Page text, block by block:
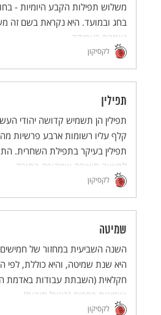
משלוש תפילות הקבע היומיות -
בחג ובמועד. היא נקראת בשם זה
נאמרת בעמידה.
לקסיקון
תפילין
תפילין הן תשמיש קדושה יהודי
קלף עליו רשומות ארבע פרשיות
תפילין בעיקר בתפילת השחרית.
למצווה חשובה שמקורה בתורה.
לקסיקון
שמיטה
השנה השביעית במחזור של
היא שנת שמיטה, והיא כוללת, לפי
חקלאית (השבתת עבודות באדמת
ושמיטת כספים (ביטול חובות).
לקסיקון